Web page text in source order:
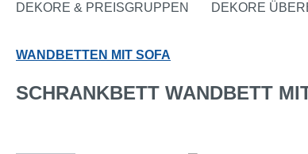
DEKORE & PREISGRUPPEN DEKORE
WANDBETTEN MIT SOFA
SCHRANKBETT WANDBETT